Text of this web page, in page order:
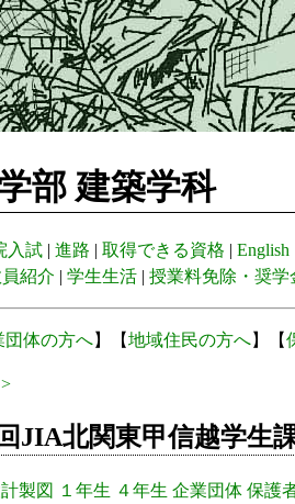
部 建築学科
入試 | 進路 | 取得できる資格 | English
紹介 | 学生生活 | 授業料免除・奨学
団体の方へ】【地域住民の方へ】【
>
JIA北関東甲信越学生
製図 １年生 ４年生 企業団体 保護